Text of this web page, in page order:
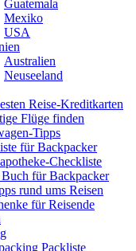
Guatemala
Mexiko
USA
Australien
Neuseeland
Reise-Kreditkarten
Flüge finden
Tipps
für Backpacker
Checkliste
für Backpacker
rund ums Reisen
für Reisende
Packliste